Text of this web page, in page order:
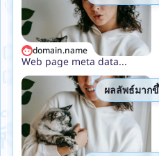
domain.name
Web page meta data...
ผลลัพธ์มาก